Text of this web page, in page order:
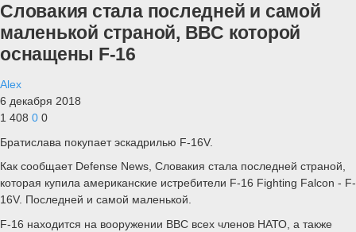
Словакия стала последней и самой
маленькой страной, ВВС которой
оснащены F-16
Alex
6 декабря 2018
1 408 0 0
Братислава покупает эскадрилью F-16V.
Как сообщает Defense News, Словакия стала последней страной,
которая купила американские истребители F-16 Fighting Falcon - F-
16V. Последней и самой маленькой.
F-16 находится на вооружении ВВС всех членов НАТО, а также